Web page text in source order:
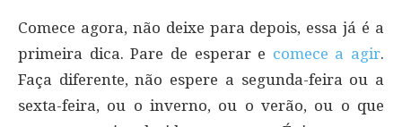
Comece agora, não deixe para depois, essa já é a
primeira dica. Pare de esperar e comece a agir.
Faça diferente, não espere a segunda-feira ou a
sexta-feira, ou o inverno, ou o verão, ou o que